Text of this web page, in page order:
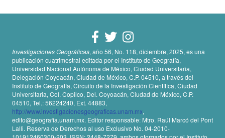
Investigaciones Geográficas, año 56, No. 118, diciembre, 2025, es una
publicación cuatrimestral editada por el Instituto de Geografía,
Universidad Nacional Autónoma de México, Ciudad Universitaria,
Delegación Coyoacán, Ciudad de México, C.P. 04510, a través del
Instituto de Geografía, Circuito de la Investigación Científica, Ciudad
Universitaria, Col. Copilco, Del. Coyoacán, Ciudad de México, C.P.
04510, Tel.: 56224240, Ext. 44883,
http://www.investigacionesgeograficas.unam.mx,
edito@geografia.unam.mx. Editor responsable: Mtro. Raúl Marcó del Pont
Lalli. Reserva de Derechos al uso Exclusivo No. 04-2010-